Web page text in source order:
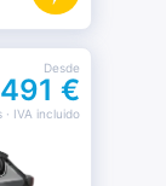
Desde
491 €
· IVA incluido